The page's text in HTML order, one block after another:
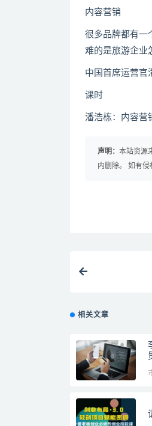
内容营销
很多品牌都有一
难的是旅游企业
中国首席运营官
课时
潘浩栋：内容营
声明： 本站资源
内删除。 如有
相关文章